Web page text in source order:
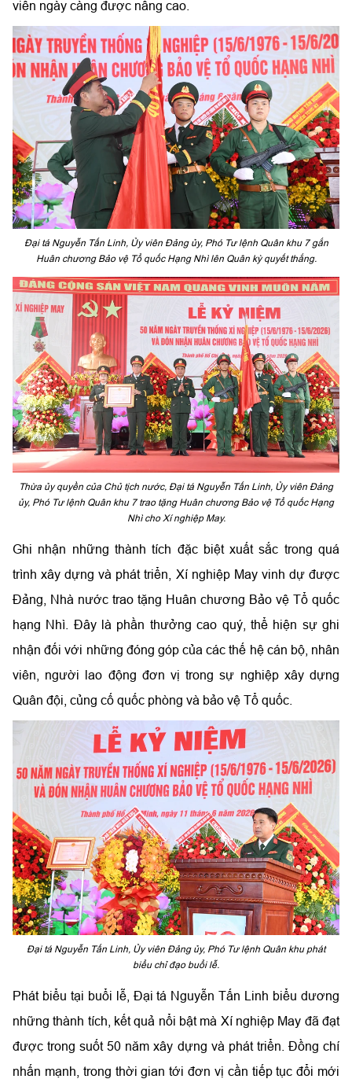
viên ngày càng được nâng cao.
Đại tá Nguyễn Tấn Linh, Ủy viên Đảng ủy, Phó Tư lệnh Quân khu 7 gắn
Huân chương Bảo vệ Tổ quốc Hạng Nhì lên Quân kỳ quyết thắng.
Thừa ủy quyền của Chủ tịch nước, Đại tá Nguyễn Tấn Linh, Ủy viên Đảng
ủy, Phó Tư lệnh Quân khu 7 trao tặng Huân chương Bảo vệ Tổ quốc Hạng
Nhì cho Xí nghiệp May.
Ghi nhận những thành tích đặc biệt xuất sắc trong quá
trình xây dựng và phát triển, Xí nghiệp May vinh dự được
Đảng, Nhà nước trao tặng Huân chương Bảo vệ Tổ quốc
hạng Nhì. Đây là phần thưởng cao quý, thể hiện sự ghi
nhận đối với những đóng góp của các thế hệ cán bộ, nhân
viên, người lao động đơn vị trong sự nghiệp xây dựng
Quân đội, củng cố quốc phòng và bảo vệ Tổ quốc.
Đại tá Nguyễn Tấn Linh, Ủy viên Đảng ủy, Phó Tư lệnh Quân khu phát
biểu chỉ đạo buổi lễ.
Phát biểu tại buổi lễ, Đại tá Nguyễn Tấn Linh biểu dương
những thành tích, kết quả nổi bật mà Xí nghiệp May đã đạt
được trong suốt 50 năm xây dựng và phát triển. Đồng chí
nhấn mạnh, trong thời gian tới đơn vị cần tiếp tục đổi mới